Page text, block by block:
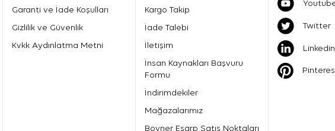
Garanti ve İade Koşulları
Gizlilik ve Güvenlik
Kvkk Aydınlatma Metni
Kargo Takip
İade Talebi
İletişim
İnsan Kaynakları Başvuru
Formu
İndirimdekiler
Mağazalarımız
Boyner Eşarp Satış Noktaları
Twitter
Linkedin